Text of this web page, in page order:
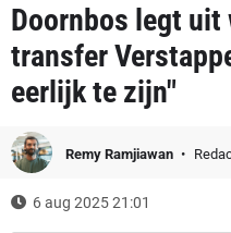
Doornbos legt uit
transfer
eerlijk te zijn"
Remy Ramjiawan
6 aug 2025 21:01